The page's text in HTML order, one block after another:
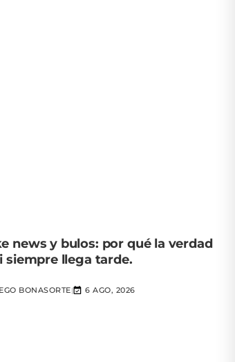
news y bulos: por qué la verdad
siempre llega tarde.
BONASORTE| 6 AGO, 2026